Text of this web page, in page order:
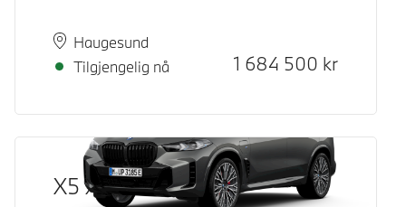
PlassHaugesund
Leveringstid
Tilgjengelig nå
Kontantpris
1 684 500 kr
X5 xDrive50e